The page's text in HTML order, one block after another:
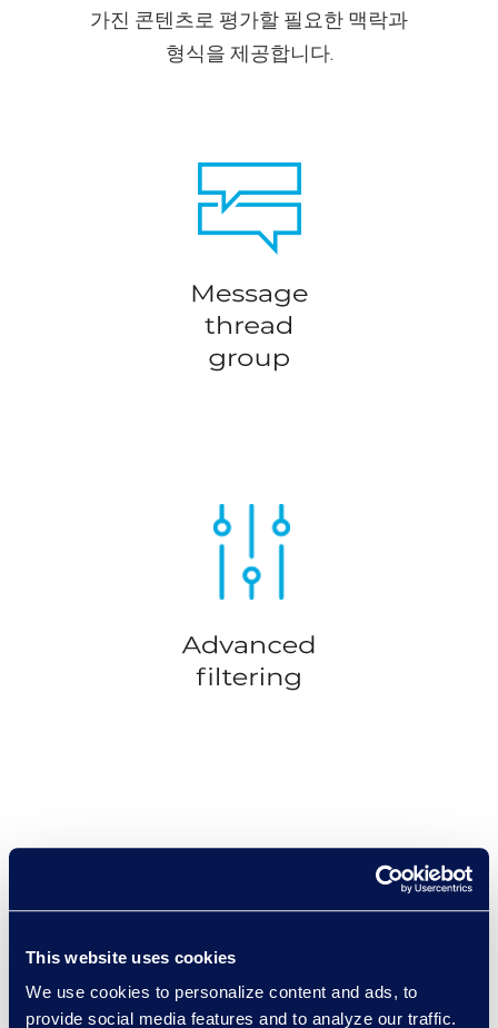
This website uses cookies
We use cookies to personalize content and ads, to
provide social media features and to analyze our traffic.
가진 콘텐츠로 평가할 필요한 맥락과
형식을 제공합니다.